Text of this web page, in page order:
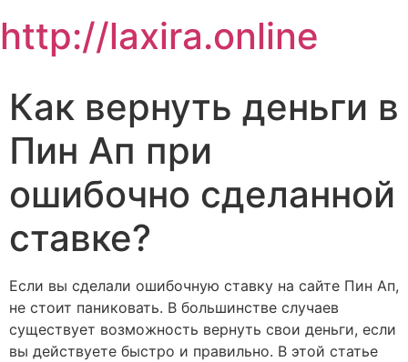
to
content
http://laxira.online
Как вернуть деньги в
Пин Ап при
ошибочно сделанной
ставке?
Если вы сделали ошибочную ставку на сайте Пин Ап,
не стоит паниковать. В большинстве случаев
существует возможность вернуть свои деньги, если
вы действуете быстро и правильно. В этой статье